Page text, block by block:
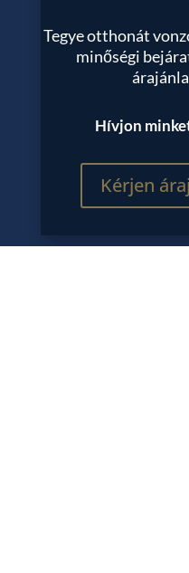
Tegye otthonát
minőségi
Hívjon
Kérjen